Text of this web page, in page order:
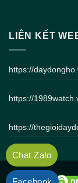
LIÊN KẾT
https://
https://
https://
Chat Zalo